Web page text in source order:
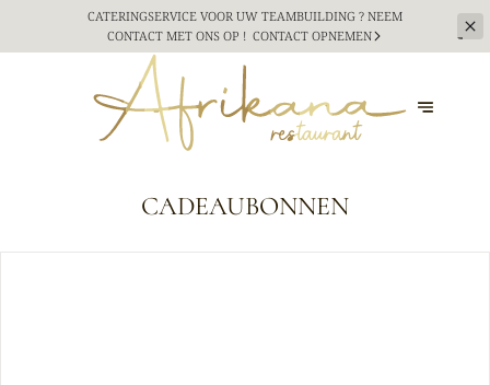
CATERINGSERVICE VOOR UW TEAMBUILDING ? NEEM
CONTACT MET ONS OP ! CONTACT OPNEMEN
CADEAUBONNEN